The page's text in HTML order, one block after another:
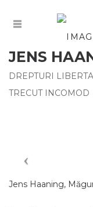
JENS
DREPTURI
TRECUT INCOMOD
Jens Haaning,